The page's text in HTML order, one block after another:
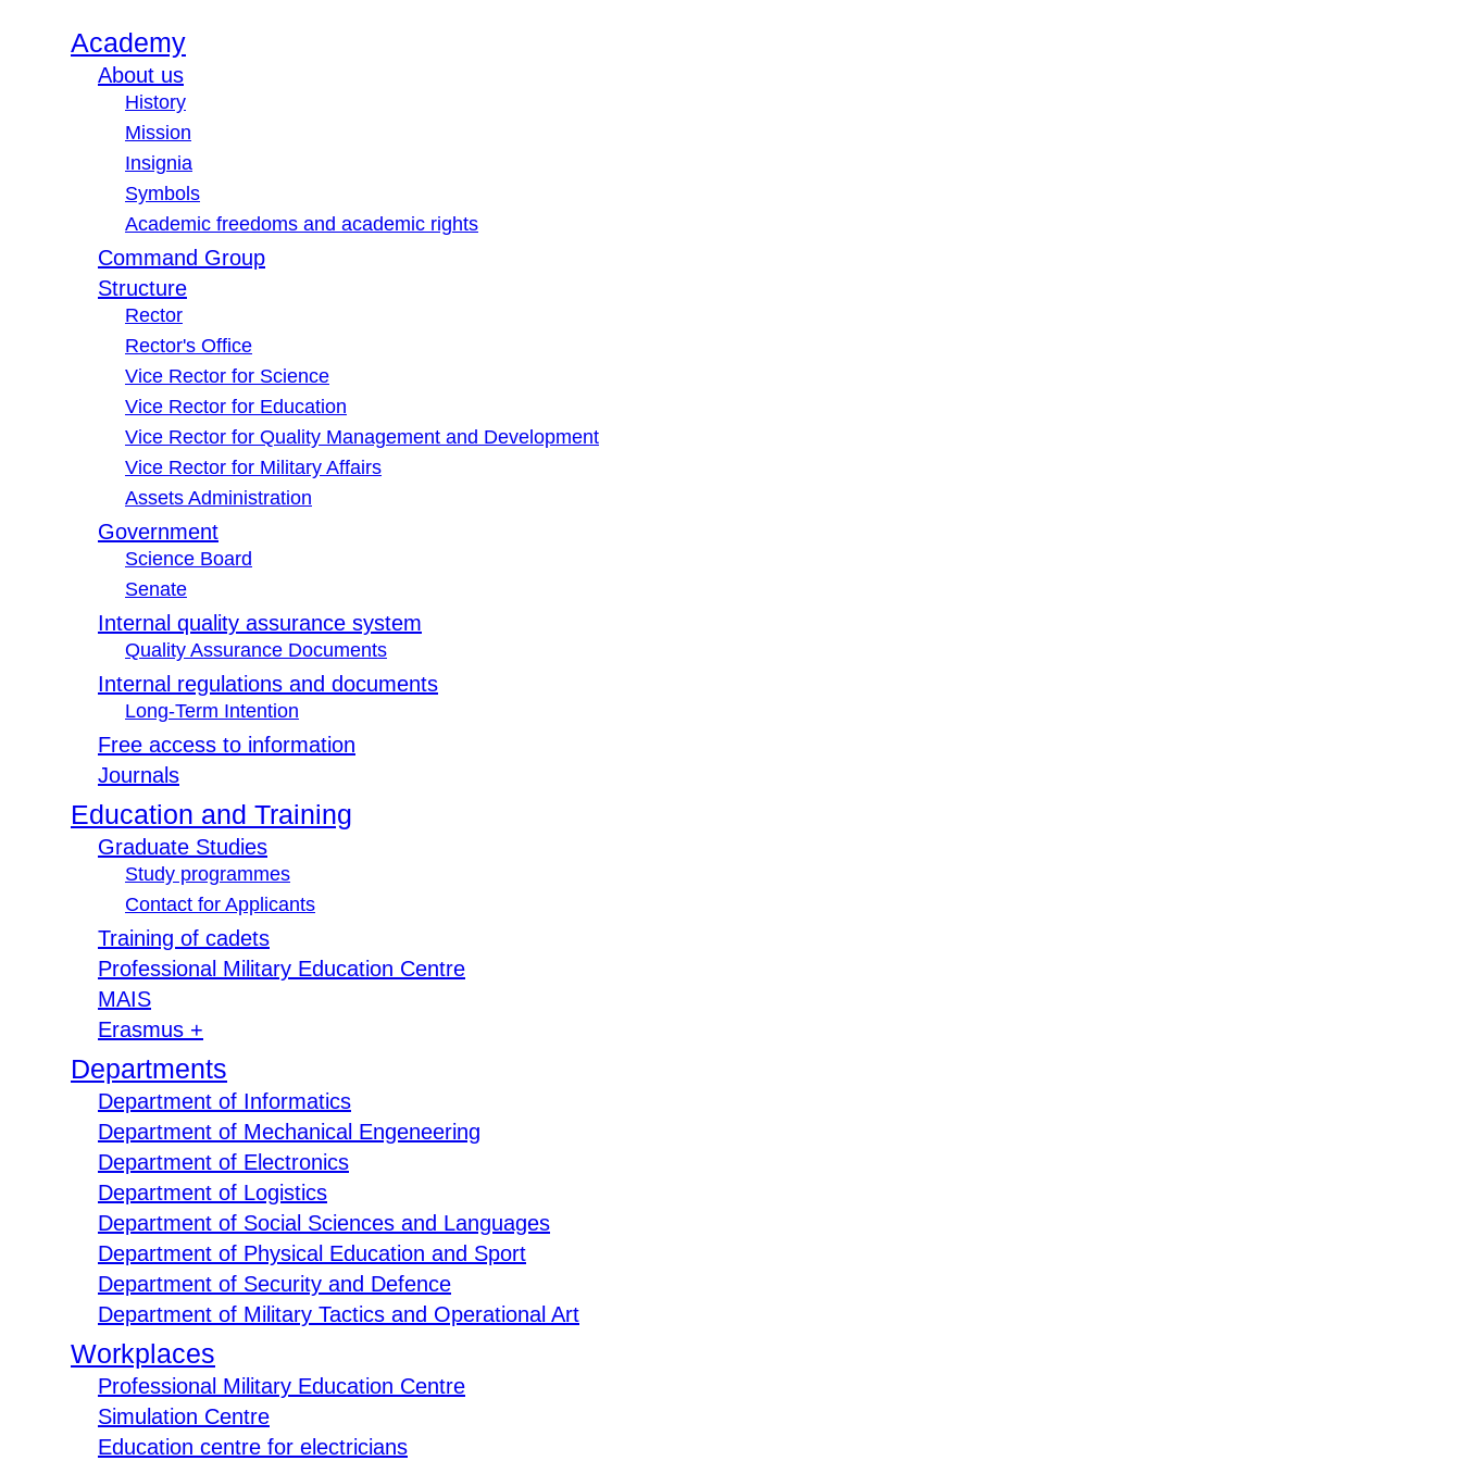
Academy
About us
History
Mission
Insignia
Symbols
Academic freedoms and academic rights
Command Group
Structure
Rector
Rector's Office
Vice Rector for Science
Vice Rector for Education
Vice Rector for Quality Management and Development
Vice Rector for Military Affairs
Assets Administration
Government
Science Board
Senate
Internal quality assurance system
Quality Assurance Documents
Internal regulations and documents
Long-Term Intention
Free access to information
Journals
Education and Training
Graduate Studies
Study programmes
Contact for Applicants
Training of cadets
Professional Military Education Centre
MAIS
Erasmus +
Departments
Department of Informatics
Department of Mechanical Engeneering
Department of Electronics
Department of Logistics
Department of Social Sciences and Languages
Department of Physical Education and Sport
Department of Security and Defence
Department of Military Tactics and Operational Art
Workplaces
Professional Military Education Centre
Simulation Centre
Education centre for electricians